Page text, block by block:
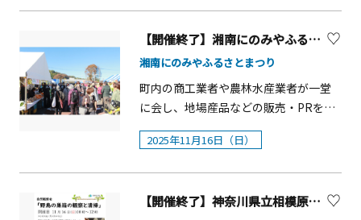
DYスタジアム(キッチンカー)&nbsp; ※
いずれも別途入園料が必要です※価格
は全て税込みです クリスマス・年末特
ターパス(15:00以降入園＋アトラクショ
ン乗り放題 ※一部アトラクションを
除く)および入園券を、12月28日(日)～
30日(火)はアフターパスを以下の価格で
販売します。
おう（株式会社京三製作所）積み木・
釣り・バス運転士仕事内容紹介冊子
（株式会社アイデムコーポレーショ
ン）宅急便ドライバーを体験しよう！
運転手疲労度測定（NOK株式会社）会
士による「からだの健康チェック」
用意されています。開催概要■期間：
（木） 計35日間&nbsp;※雨天決行、荒
天時は休業することがあります
&nbsp;■会場：横浜赤レンガ倉庫イベ
ント広場・赤レンガパーク■営業時間
00（L.O.20：30）&nbsp;11月22日
（土）～12月25日（木）11：00～22：
ます。猿まわし～笑いと感動の伝統芸
能～日光さる軍団がやってきて楽しい
芸を披露してくれます。■日程：11月
22日（土）～24日（月）, 29日（土）,
10：00～15：30■会場 ：中央広場※天
開演時間中は猿の体調に配慮し、適宜
マを設定し、テーマに沿ったアーティ
ストやパフォーマーが登場し会場を盛
Area(キッズエリア)」の一部には人工
芝を設置し、お子さまが普段公園に遊
びに来たときのように体を動かして遊
べる空間を作り出します。壁面には
「サンタの家までたどり着く迷路」
「間違い探し」「サンタクロースを探
せ！」など、つい遊びたくなる仕掛け
ントランスやショーウィンドウにも、
クリスマス限定でハローキティの装飾
が登場します。にぎやかで複雑な絵柄
のなかには、「よく見たら気づく」仕
掛けをしのばせています。ぜひ館内で
チェックしてみてください。 ポイント
・2025年ルミネ横浜のクリスマスは、
「ハローキティ」とファミリー＆フレ
のグリーティングイベントなどを展開
光と風を浴びて色鮮やかな輝きを放
ち、夕暮れ時になるとライトアップさ
れ幻想的な姿を表します。電飾を使用
しないガラスのきらめきによるイルミ
間：展示中～2026年1月12日（月・
よりライトアップ
【開催終了】湘南にのみやふるさとまつり
湘南にのみやふるさとまつり
町内の商工業者や農林水産業者が一堂
に会し、地場産品などの販売・PRを行
います。地元商店による飲食・物販な
どの露店や、キッチンカーによる飲食
も開催するなど、1日中楽しめるお祭り
2025年11月16日（日）
【開催終了】神奈川県立相模原公園 自然観察会「野鳥の巣箱の観察と清掃」